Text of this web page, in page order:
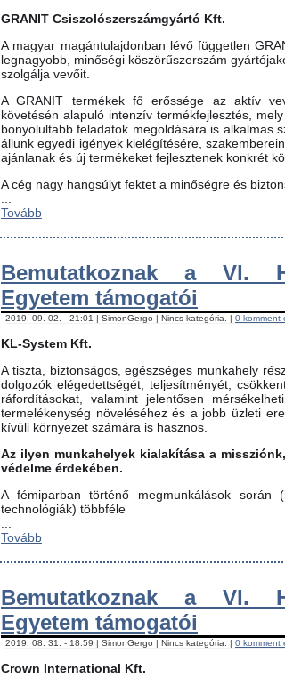
GRANIT Csiszolószerszámgyártó Kft.
A magyar magántulajdonban lévő független
legnagyobb, minőségi köszörűszerszám
szolgálja vevőit.
A GRANIT termékek fő erőssége az aktív
követésén alapuló intenzív termékfejlesztés,
bonyolultabb feladatok megoldására is alkalmas
állunk egyedi igények kielégítésére,
ajánlanak és új termékeket fejlesztenek konkrét
A cég nagy hangsúlyt fektet a minőségre és
Tovább
Bemutatkoznak a VI.
Egyetem támogatói
2019. 09. 02. - 21:01 | SimonGergo | Nincs kategória. | 0 komment
KL-System Kft.
A tiszta, biztonságos, egészséges munkahely
dolgozók elégedettségét, teljesítményét,
ráfordításokat, valamint jelentősen
termelékenység növeléséhez és a jobb üzleti
kívüli környezet számára is hasznos.
Az ilyen munkahelyek kialakítása a
védelme érdekében.
A fémiparban történő megmunkálások során
technológiák) többféle
Tovább
Bemutatkoznak a VI.
Egyetem támogatói
2019. 08. 31. - 18:59 | SimonGergo | Nincs kategória. | 0 komment
Crown International Kft.